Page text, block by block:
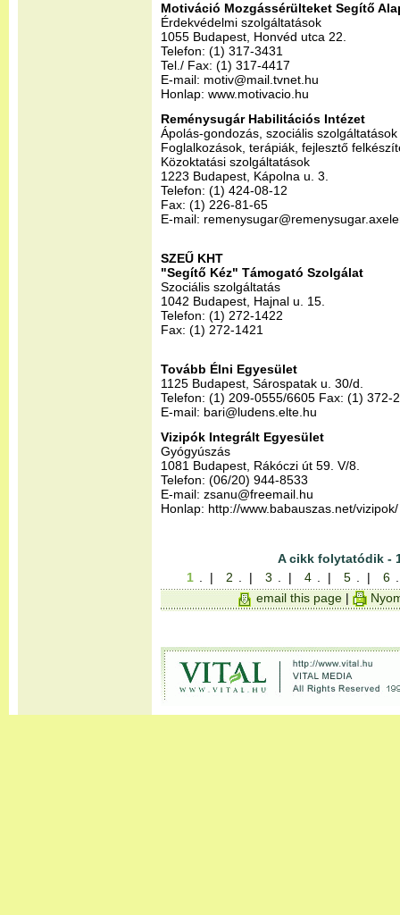
Motiváció Mozgássérülteket Segítő
Érdekvédelmi szolgáltatások
1055 Budapest, Honvéd utca 22.
Telefon: (1) 317-3431
Tel./ Fax: (1) 317-4417
E-mail: motiv@mail.tvnet.hu
Honlap: www.motivacio.hu
Reménysugár Habilitációs Intézet
Ápolás-gondozás, szociális szolgáltatások
Foglalkozások, terápiák, fejlesztő
Közoktatási szolgáltatások
1223 Budapest, Kápolna u. 3.
Telefon: (1) 424-08-12
Fax: (1) 226-81-65
E-mail:
SZEŰ KHT
"Segítő Kéz" Támogató Szolgálat
Szociális szolgáltatás
1042 Budapest, Hajnal u. 15.
Telefon: (1) 272-1422
Fax: (1) 272-1421
Tovább Élni Egyesület
1125 Budapest, Sárospatak u. 30/d.
Telefon: (1) 209-0555/6605 Fax: (1) 372-
E-mail: bari@ludens.elte.hu
Vizipók Integrált Egyesület
Gyógyúszás
1081 Budapest, Rákóczi út 59. V/8.
Telefon: (06/20) 944-8533
E-mail: zsanu@freemail.hu
Honlap: http://www.babauszas.net/vizipok/
A cikk folytatódik -
1
. | 2 . | 3 . | 4 . | 5 . | 6
email this page |